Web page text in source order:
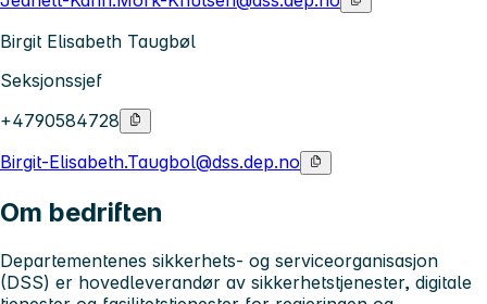
Birgit Elisabeth Taugbøl
Seksjonssjef
+4790584728
Birgit-Elisabeth.Taugbol@dss.dep.no
Om bedriften
Departementenes sikkerhets- og serviceorganisasjon
(DSS) er hovedleverandør av sikkerhetstjenester, digitale